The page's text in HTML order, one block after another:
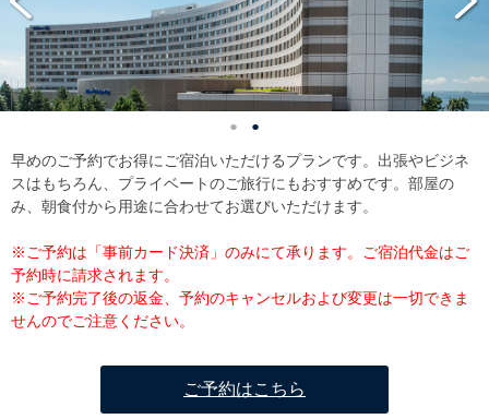
早めのご予約でお得にご宿泊いただけるプランです。出張やビジネ
スはもちろん、プライベートのご旅行にもおすすめです。部屋の
み、朝食付から用途に合わせてお選びいただけます。
※ご予約は「事前カード決済」のみにて承ります。ご宿泊代金はご
予約時に請求されます。
※ご予約完了後の返金、予約のキャンセルおよび変更は一切できま
せんのでご注意ください。
ご予約はこちら